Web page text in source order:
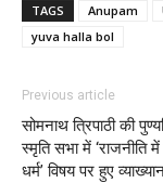
TAGS Anupam
yuva halla bol
Previous article
सोमनाथ त्रिपाठी की
स्मृति सभा में ‘राजनीति
धर्म’ विषय पर हुए